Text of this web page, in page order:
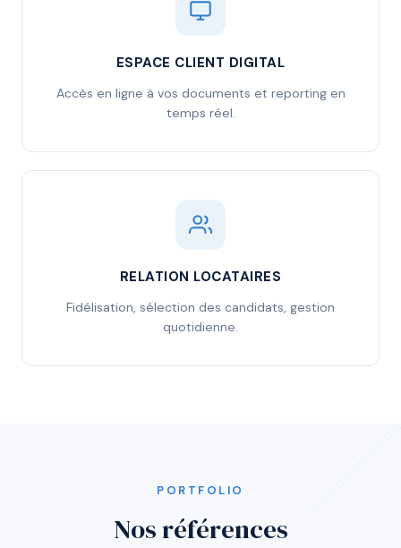
ESPACE CLIENT DIGITAL
Accès en ligne à vos documents et reporting en
temps réel.
RELATION LOCATAIRES
Fidélisation, sélection des candidats, gestion
quotidienne.
PORTFOLIO
Nos références